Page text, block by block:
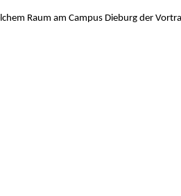
Raum am Campus Dieburg der